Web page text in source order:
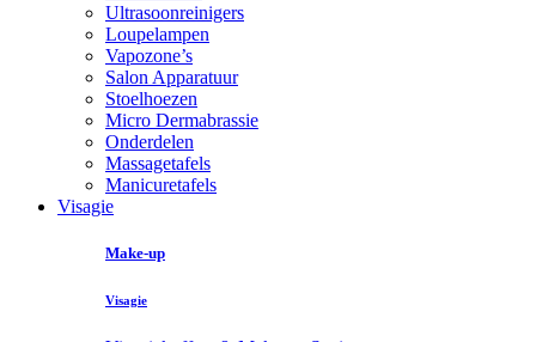
Ultrasoonreinigers
Loupelampen
Vapozone’s
Salon Apparatuur
Stoelhoezen
Micro Dermabrassie
Onderdelen
Massagetafels
Manicuretafels
Visagie
Make-up
Visagie